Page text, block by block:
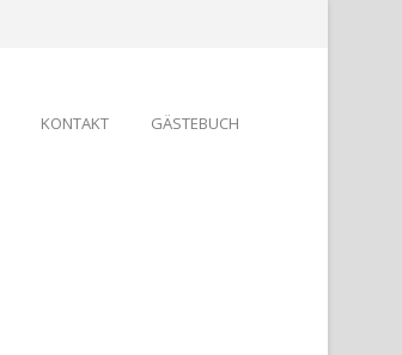
KONTAKT GÄSTEBUCH